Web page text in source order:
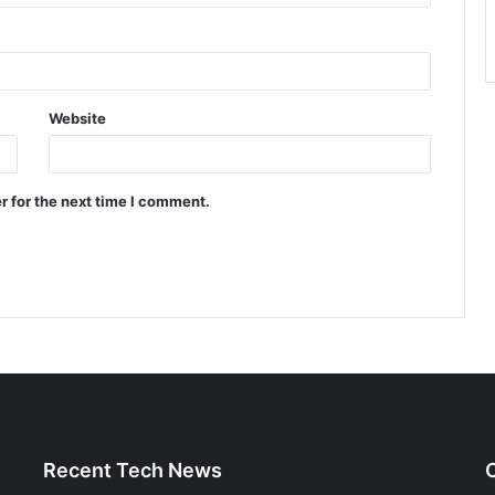
Website
for the next time I comment.
Recent Tech News